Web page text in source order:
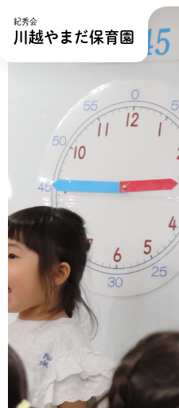
紀秀会
川越やまだ保育園